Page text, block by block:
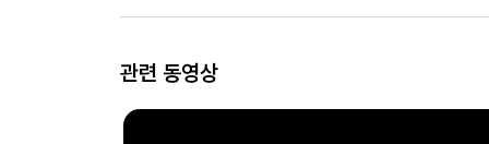
관련 동영상